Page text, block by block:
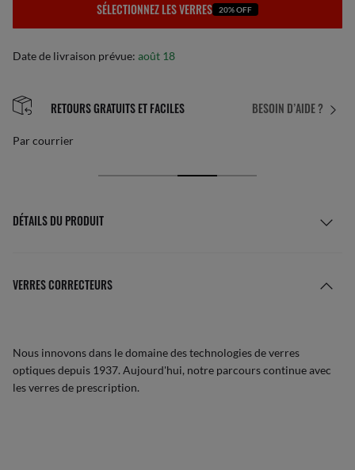
SÉLECTIONNEZ LES VERRES 20% OFF
Date de livraison prévue: août 18
BESOIN D’AIDE ?
RETOURS GRATUITS ET FACILES
Par courrier
DÉTAILS DU PRODUIT
VERRES CORRECTEURS
Nous innovons dans le domaine des technologies de verres
optiques depuis 1937. Aujourd'hui, notre parcours continue avec
les verres de prescription.